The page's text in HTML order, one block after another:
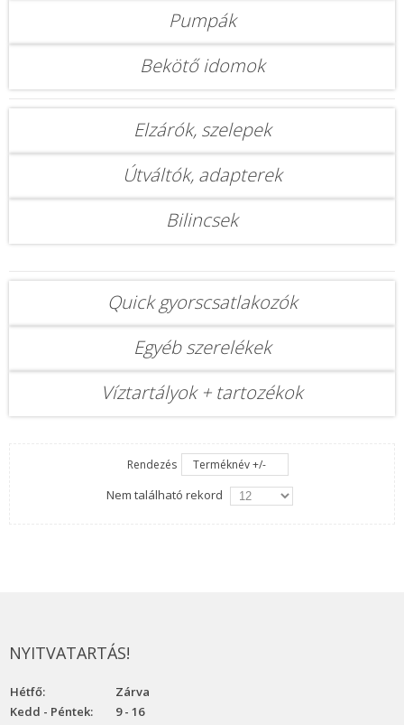
Pumpák
Bekötő idomok
Elzárók, szelepek
Útváltók, adapterek
Bilincsek
Quick gyorscsatlakozók
Egyéb szerelékek
Víztartályok + tartozékok
Rendezés Terméknév +/-
Nem található rekord
NYITVATARTÁS!
Hétfő:
Zárva
Kedd - Péntek:
9 - 16